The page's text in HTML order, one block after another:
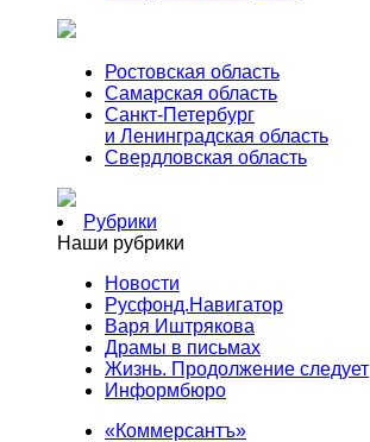
Ростовская область
Самарская область
Санкт-Петербург
и Ленинградская область
Свердловская область
Рубрики
Наши рубрики
Новости
Русфонд.Навигатор
Варя Иштрякова
Драмы в письмах
Жизнь. Продолжение следует
Информбюро
«Коммерсантъ»